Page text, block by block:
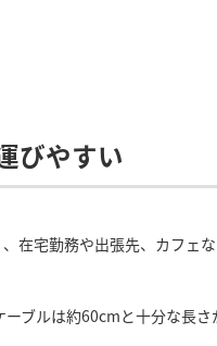
びやすい
在宅勤務や出張先、カフェ
ブルは約60cmと十分な長さ